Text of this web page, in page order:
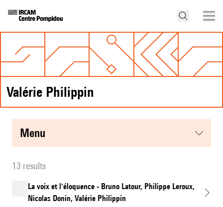
Valérie Philippin
menu
13 results
La voix et l'éloquence - Bruno Latour, Philippe Leroux,
Nicolas Donin, Valérie Philippin